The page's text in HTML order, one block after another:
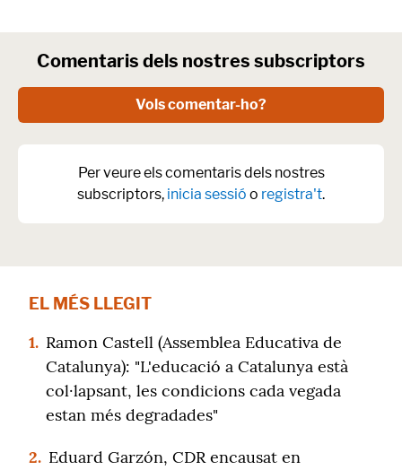
Comentaris dels nostres subscriptors
Vols comentar-ho?
Per veure els comentaris dels nostres
subscriptors, inicia sessió o registra't.
EL MÉS LLEGIT
1. Ramon Castell (Assemblea Educativa de
Catalunya): "L'educació a Catalunya està
col·lapsant, les condicions cada vegada
estan més degradades"
2. Eduard Garzón, CDR encausat en